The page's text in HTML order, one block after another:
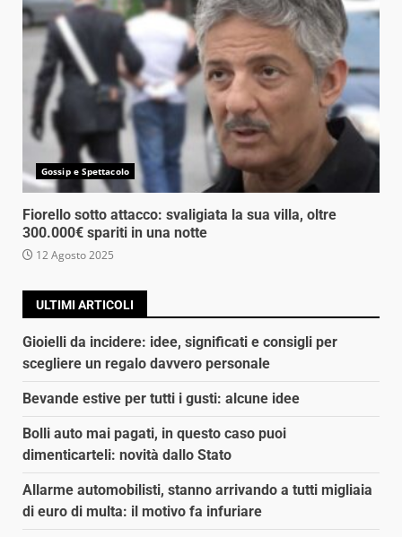
Gossip e Spettacolo
Fiorello sotto attacco: svaligiata la sua villa, oltre
300.000€ spariti in una notte
12 Agosto 2025
ULTIMI ARTICOLI
Gioielli da incidere: idee, significati e consigli per
scegliere un regalo davvero personale
Bevande estive per tutti i gusti: alcune idee
Bolli auto mai pagati, in questo caso puoi
dimenticarteli: novità dallo Stato
Allarme automobilisti, stanno arrivando a tutti migliaia
di euro di multa: il motivo fa infuriare